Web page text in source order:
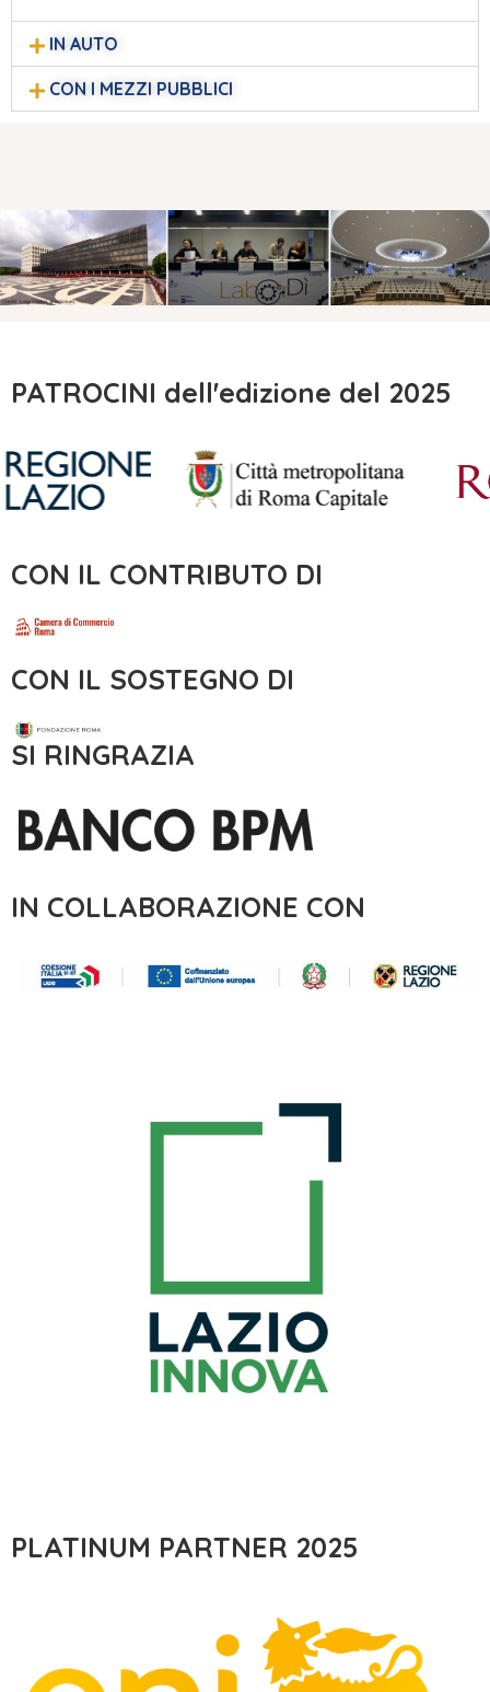
IN AUTO
CON I MEZZI PUBBLICI
PATROCINI dell'edizione del 2025
CON IL CONTRIBUTO DI
CON IL SOSTEGNO DI
SI RINGRAZIA
IN COLLABORAZIONE CON
PLATINUM PARTNER 2025